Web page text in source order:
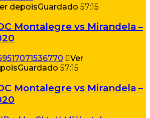
depoisGuardado 57:15
Montalegre vs Mirandela –
Ver
Guardado 57:15
Montalegre vs Mirandela –